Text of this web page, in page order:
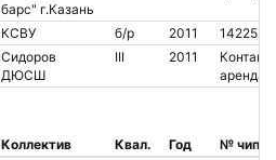
барс" г.Казань
КСВУ б/р 2011
1422524
Сидоров
ДЮСШ
III 2011
Контакт.
аренда
Коллектив Квал. Год
№ чипа